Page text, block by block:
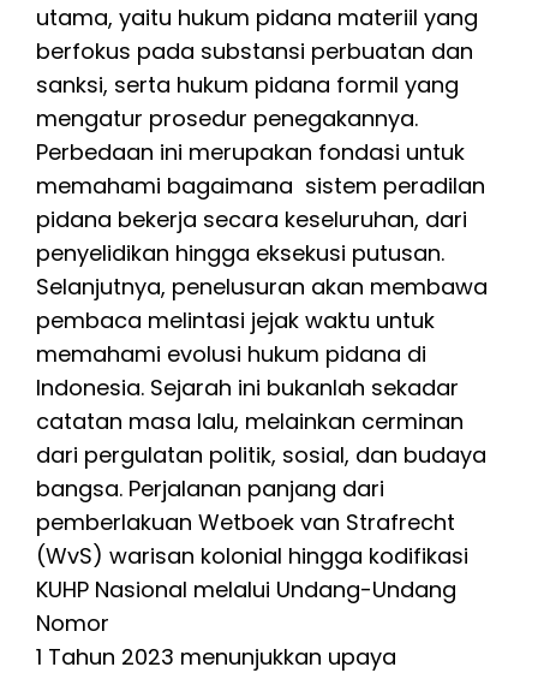
utama, yaitu hukum pidana materiil yang
berfokus pada substansi perbuatan dan
sanksi, serta hukum pidana formil yang
mengatur prosedur penegakannya.
Perbedaan ini merupakan fondasi untuk
memahami bagaimana sistem peradilan
pidana bekerja secara keseluruhan, dari
penyelidikan hingga eksekusi putusan.
Selanjutnya, penelusuran akan membawa
pembaca melintasi jejak waktu untuk
memahami evolusi hukum pidana di
Indonesia. Sejarah ini bukanlah sekadar
catatan masa lalu, melainkan cerminan
dari pergulatan politik, sosial, dan budaya
bangsa. Perjalanan panjang dari
pemberlakuan Wetboek van Strafrecht
(WvS) warisan kolonial hingga kodifikasi
KUHP Nasional melalui Undang-Undang
Nomor
1 Tahun 2023 menunjukkan upaya